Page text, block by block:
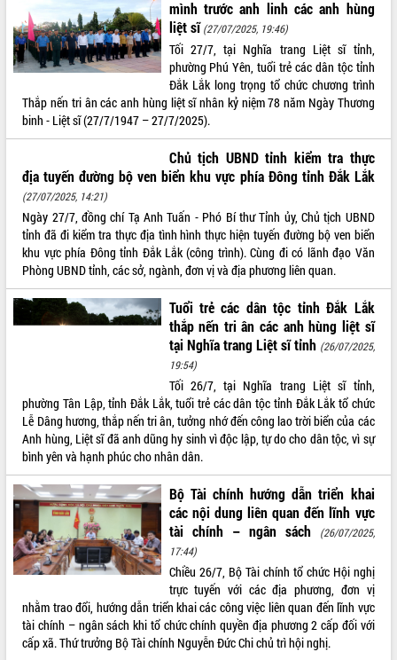
tại Trung tâm Phục vụ hành chính
công tỉnh
Đắk Lắk: Tôn vinh 46 giải pháp tại Hội
thi Sáng tạo Kỹ thuật 2024 - 2025
Đắk Lắk rà soát, điều chỉnh Đề án 190
về phát triển nuôi trồng thủy sản
Phó Chủ tịch UBND tỉnh Đắk Lắk
Trương Công Thái kiểm tra thực địa
Dự án cao tốc Khánh Hòa - Buôn Ma
Thuột
Định vị cà phê Việt Nam như một “di
sản sống” trong dòng chảy toàn cầu
Xây dựng nông thôn mới: Nâng cao đời
sống người dân từ những mô hình thiết
Quyết liệt tháo gỡ vướng mắc, đẩy
nhanh tiến độ các dự án trọng điểm
Hòn Yến phát triển du lịch gắn với bảo
Lấy ý kiến điều chỉnh Quy hoạch tỉnh
Đắk Lắk thời kỳ 2021-2030, tầm nhìn
đến năm 2050
Phát động chiến dịch 30 ngày đêm
giải phóng mặt bằng Tuyến đường bộ
ven biển
Đắk Lắk nỗ lực thúc đẩy tăng trưởng
kinh tế từ 10% trở lên trong Quý
II/2026
Đắk Lắk ký kết thỏa thuận hợp tác về
chuyển đổi số giai đoạn 2026 – 2030
với Tập đoàn Bưu chính Viễn thông
Việt Nam
Thứ trưởng Bộ Y tế làm việc với tỉnh
mình trước anh linh các anh hùng
liệt sĩ (27/07/2025, 19:46)
Tối 27/7, tại Nghĩa trang Liệt sĩ tỉnh,
phường Phú Yên, tuổi trẻ các dân tộc tỉnh
Đắk Lắk long trọng tổ chức chương trình
Thắp nến tri ân các anh hùng liệt sĩ nhân kỷ niệm 78 năm Ngày Thương
binh - Liệt sĩ (27/7/1947 – 27/7/2025).
Chủ tịch UBND tỉnh kiểm tra thực
địa tuyến đường bộ ven biển khu vực phía Đông tỉnh Đắk Lắk
(27/07/2025, 14:21)
Ngày 27/7, đồng chí Tạ Anh Tuấn - Phó Bí thư Tỉnh ủy, Chủ tịch UBND
tỉnh đã đi kiểm tra thực địa tình hình thực hiện tuyến đường bộ ven biển
khu vực phía Đông tỉnh Đắk Lắk (công trình). Cùng đi có lãnh đạo Văn
Phòng UBND tỉnh, các sở, ngành, đơn vị và địa phương liên quan.
Tuổi trẻ các dân tộc tỉnh Đắk Lắk
thắp nến tri ân các anh hùng liệt sĩ
tại Nghĩa trang Liệt sĩ tỉnh (26/07/2025,
19:54)
Tối 26/7, tại Nghĩa trang Liệt sĩ tỉnh,
phường Tân Lập, tỉnh Đắk Lắk, tuổi trẻ các dân tộc tỉnh Đắk Lắk tổ chức
Lễ Dâng hương, thắp nến tri ân, tưởng nhớ đến công lao trời biển của các
Anh hùng, Liệt sĩ đã anh dũng hy sinh vì độc lập, tự do cho dân tộc, vì sự
bình yên và hạnh phúc cho nhân dân.
Bộ Tài chính hướng dẫn triển khai
các nội dung liên quan đến lĩnh vực
tài chính – ngân sách
(26/07/2025,
17:44)
Chiều 26/7, Bộ Tài chính tổ chức Hội nghị
trực tuyến với các địa phương, đơn vị
nhằm trao đổi, hướng dẫn triển khai các công việc liên quan đến lĩnh vực
tài chính – ngân sách khi tổ chức chính quyền địa phương 2 cấp đối với
cấp xã. Thứ trưởng Bộ Tài chính Nguyễn Đức Chi chủ trì hội nghị.